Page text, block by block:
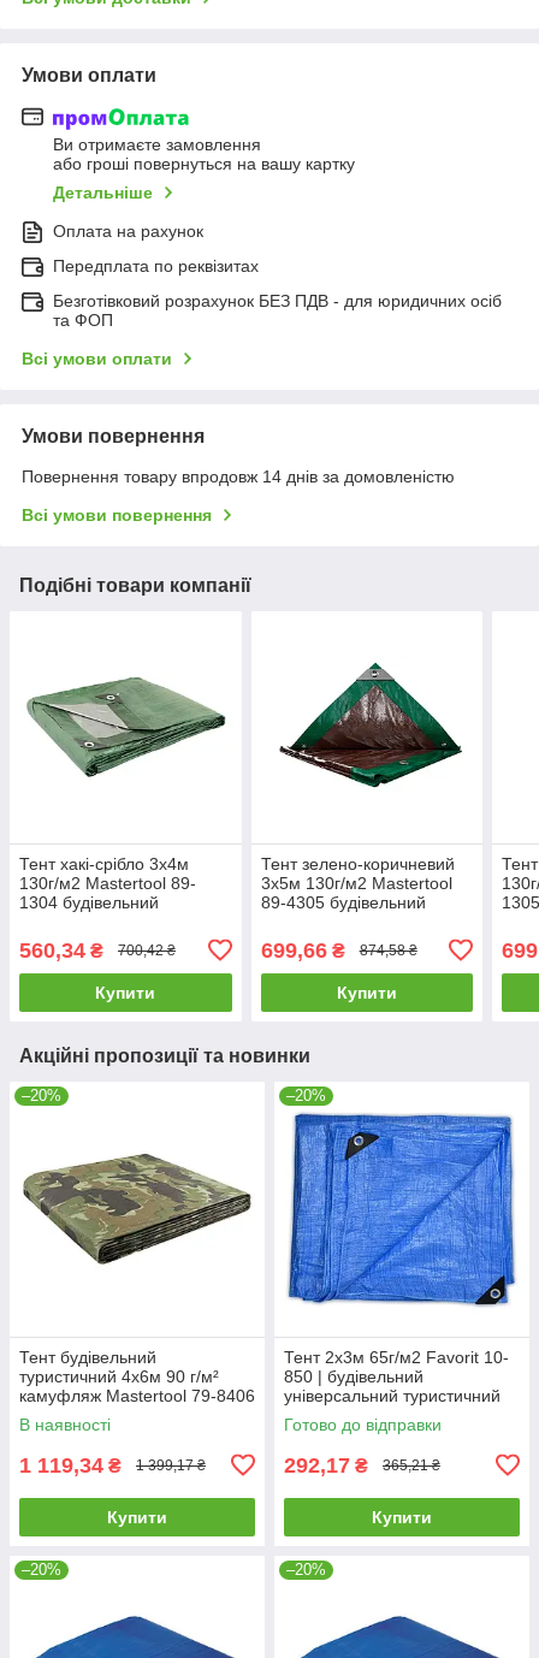
Умови оплати
Ви отримаєте замовлення
або гроші повернуться на вашу картку
Детальніше
Оплата на рахунок
Передплата по реквізитах
Безготівковий розрахунок БЕЗ ПДВ - для юридичних осіб
та ФОП
Всі умови оплати
Умови повернення
Повернення товару впродовж 14 днів за домовленістю
Всі умови повернення
Подібні товари компанії
Тент хакі-срібло 3х4м
130г/м2 Mastertool 89-
1304 будівельний
туристичний
560,34 ₴ 700,42 ₴
Купити
Тент зелено-коричневий
3х5м 130г/м2 Mastertool
89-4305 будівельний
туристичний
699,66₴ 874,58 ₴
Купити
Акційні пропозиції та новинки
–20%
Тент будівельний
туристичний 4х6м 90 г/м²
камуфляж Mastertool 79-8406
В наявності
1 119,34 ₴ 1 399,17 ₴
Купити
–20%
Тент 2х3м 65г/м2 Favorit 10-
850 | будівельний
універсальний туристичний
Тент строительный
универсальный 2х3м 65г/м2
Готово до відправки
292,17 ₴ 365,21 ₴
Купити
–20% –20%